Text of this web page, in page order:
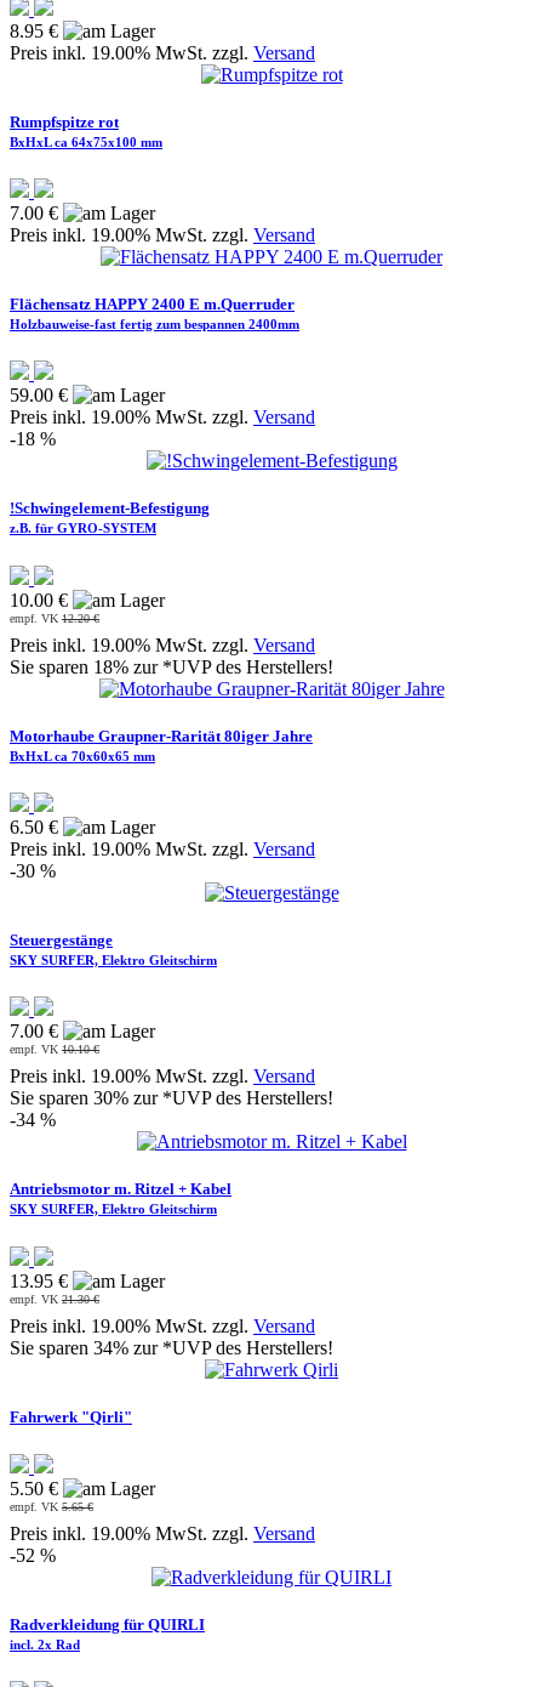
8.95 €
Preis inkl. 19.00% MwSt. zzgl. Versand
Rumpfspitze rot
BxHxL ca 64x75x100 mm
7.00 €
Preis inkl. 19.00% MwSt. zzgl. Versand
Flächensatz HAPPY 2400 E m.Querruder
Holzbauweise-fast fertig zum bespannen 2400mm
59.00 €
Preis inkl. 19.00% MwSt. zzgl. Versand
-18 %
!Schwingelement-Befestigung
z.B. für GYRO-SYSTEM
10.00 €
empf. VK 12.20 €
Preis inkl. 19.00% MwSt. zzgl. Versand
Sie sparen 18% zur *UVP des Herstellers!
Motorhaube Graupner-Rarität 80iger Jahre
BxHxL ca 70x60x65 mm
6.50 €
Preis inkl. 19.00% MwSt. zzgl. Versand
-30 %
Steuergestänge
SKY SURFER, Elektro Gleitschirm
7.00 €
empf. VK 10.10 €
Preis inkl. 19.00% MwSt. zzgl. Versand
Sie sparen 30% zur *UVP des Herstellers!
-34 %
Antriebsmotor m. Ritzel + Kabel
SKY SURFER, Elektro Gleitschirm
13.95 €
empf. VK 21.30 €
Preis inkl. 19.00% MwSt. zzgl. Versand
Sie sparen 34% zur *UVP des Herstellers!
Fahrwerk "Qirli"
5.50 €
empf. VK 5.65 €
Preis inkl. 19.00% MwSt. zzgl. Versand
-52 %
Radverkleidung für QUIRLI
incl. 2x Rad